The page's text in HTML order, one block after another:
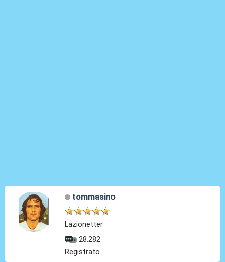
tommasino
Lazionetter
28.282
Registrato